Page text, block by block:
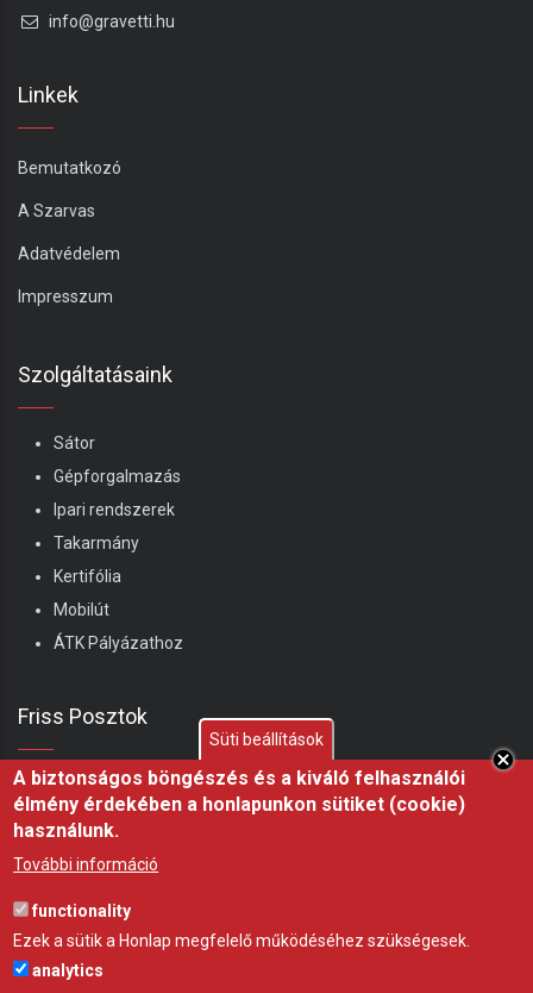
info@gravetti.hu
Linkek
Bemutatkozó
A Szarvas
Adatvédelem
Impresszum
Szolgáltatásaink
Sátor
Gépforgalmazás
Ipari rendszerek
Takarmány
Kertifólia
Mobilút
ÁTK Pályázathoz
Friss Posztok
Shelterall juhhodály – Ha ma kezdenék juhászatba,
ezt építeném meg
Süti beállítások
A biztonságos böngészés és a kiváló felhasználói
élmény érdekében a honlapunkon sütiket (cookie)
használunk.
További információ
functionality
Ezek a sütik a Honlap megfelelő működéséhez szükségesek.
analytics